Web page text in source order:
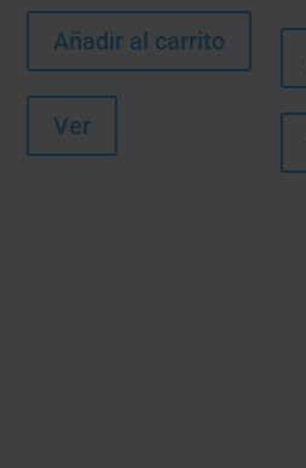
Añadir al carrito
Ver